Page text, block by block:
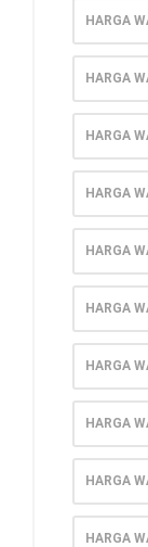
HARGA
HARGA
HARGA
HARGA
HARGA
HARGA
HARGA
HARGA
HARGA
HARGA